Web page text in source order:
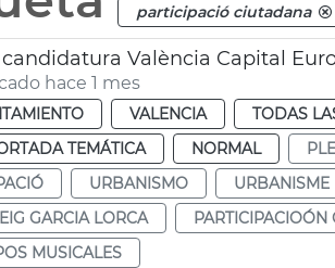
participació ciutadana
València Capital
hace 1 mes
VALENCIA TODAS
TEMÁTICA
NORMAL
URBANISMO URBANISME
GARCIA LORCA
MUSICALES